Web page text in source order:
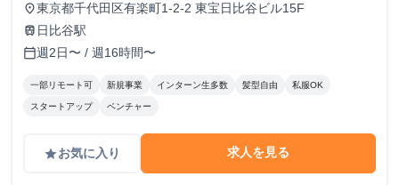
place東京都千代田区有楽町1-2-2 東宝日比谷ビル15F
train 日比谷駅
calendar_today週2日〜 / 週16時間〜
一部リモート可 新規事業 インターン生多数 髪型自由 私服OK
スタートアップ ベンチャー
gradeお気に入り 求人を見る